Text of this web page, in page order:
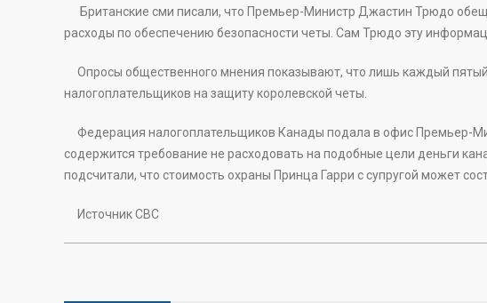
Британские сми писали, что Премьер-Министр Джастин Трюдо
расходы по обеспечению безопасности четы. Сам Трюдо эту
Опросы общественного мнения показывают, что лишь каждый
налогоплательщиков на защиту королевской четы.
Федерация налогоплательщиков Канады подала в офис Премьер-
содержится требование не расходовать на подобные цели деньги
подсчитали, что стоимость охраны Принца Гарри с супругой может
Источник СВС